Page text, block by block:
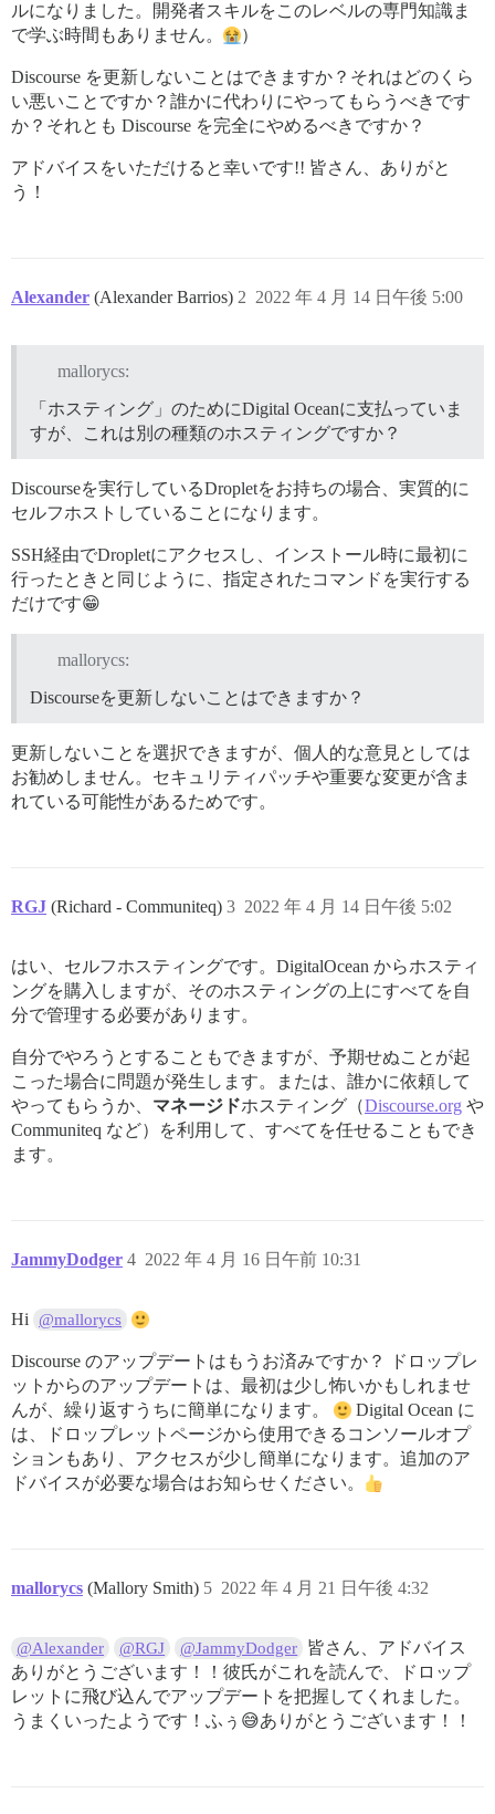
ルになりました。開発者スキルをこのレベルの専門知識ま
で学ぶ時間もありません。
）
Discourse を更新しないことはできますか？それはどのくら
い悪いことですか？誰かに代わりにやってもらうべきです
か？それとも Discourse を完全にやめるべきですか？
アドバイスをいただけると幸いです!! 皆さん、ありがと
う！
Alexander (Alexander Barrios) 2022 年 4 月 14 日午後 5:00
2
mallorycs:
「ホスティング」のためにDigital Oceanに支払っていま
すが、これは別の種類のホスティングですか？
Discourseを実行しているDropletをお持ちの場合、実質的に
セルフホストしていることになります。
SSH経由でDropletにアクセスし、インストール時に最初に
行ったときと同じように、指定されたコマンドを実行する
だけです😁
mallorycs:
Discourseを更新しないことはできますか？
更新しないことを選択できますが、個人的な意見としては
お勧めしません。セキュリティパッチや重要な変更が含ま
れている可能性があるためです。
RGJ (Richard - Communiteq) 2022 年 4 月 14 日午後 5:02
3
はい、セルフホスティングです。DigitalOcean からホスティ
ングを購入しますが、そのホスティングの上にすべてを自
分で管理する必要があります。
自分でやろうとすることもできますが、予期せぬことが起
こった場合に問題が発生します。または、誰かに依頼して
やってもらうか、 マネージドホスティング（Discourse.org や
Communiteq など）を利用して、すべてを任せることもでき
ます。
JammyDodger 2022 年 4 月 16 日午前 10:31
4
Hi @mallorycs
Discourse のアップデートはもうお済みですか？ ドロップレ
ットからのアップデートは、最初は少し怖いかもしれませ
んが、繰り返すうちに簡単になります。
Digital Ocean に
は、ドロップレットページから使用できるコンソールオプ
ションもあり、アクセスが少し簡単になります。追加のア
ドバイスが必要な場合はお知らせください。
mallorycs (Mallory Smith) 2022 年 4 月 21 日午後 4:32
5
@Alexander @RGJ @JammyDodger
皆さん、アドバイス
ありがとうございます！！彼氏がこれを読んで、ドロップ
レットに飛び込んでアップデートを把握してくれました。
うまくいったようです！ふぅ😅ありがとうございます！！